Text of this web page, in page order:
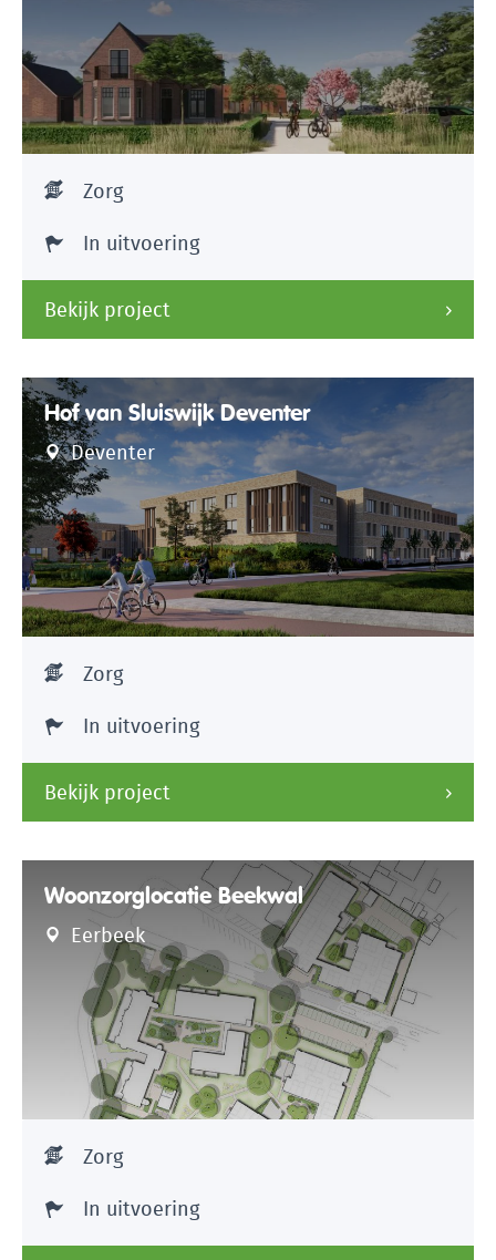
Zorg
In uitvoering
Bekijk project
Hof van Sluiswijk Deventer
Deventer
Zorg
In uitvoering
Bekijk project
Woonzorglocatie Beekwal
Eerbeek
Zorg
In uitvoering